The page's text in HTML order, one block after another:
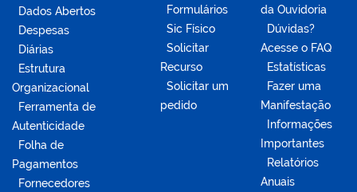
Dados Abertos
Despesas
Diárias
Estrutura
Organizacional
Ferramenta de
Autenticidade
Folha de
Pagamentos
Fornecedores
Formulários
Sic Físico
Solicitar
Recurso
Solicitar um
pedido
da Ouvidoria
Dúvidas?
Acesse o FAQ
Estatísticas
Fazer uma
Manifestação
Informações
Importantes
Relatórios
Anuais